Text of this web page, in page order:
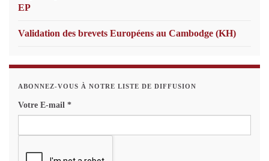
EP
Validation des brevets Européens au Cambodge (KH)
ABONNEZ-VOUS À NOTRE LISTE DE DIFFUSION
Votre E-mail *